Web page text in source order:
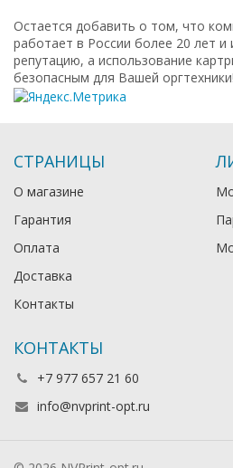
Остается добавить о том, что
работает в России более 20 лет и
репутацию, а использование
безопасным для Вашей оргтехники!
СТРАНИЦЫ
О магазине
Гарантия
Оплата
Доставка
Контакты
КОНТАКТЫ
+7 977 657 21 60
info@nvprint-opt.ru